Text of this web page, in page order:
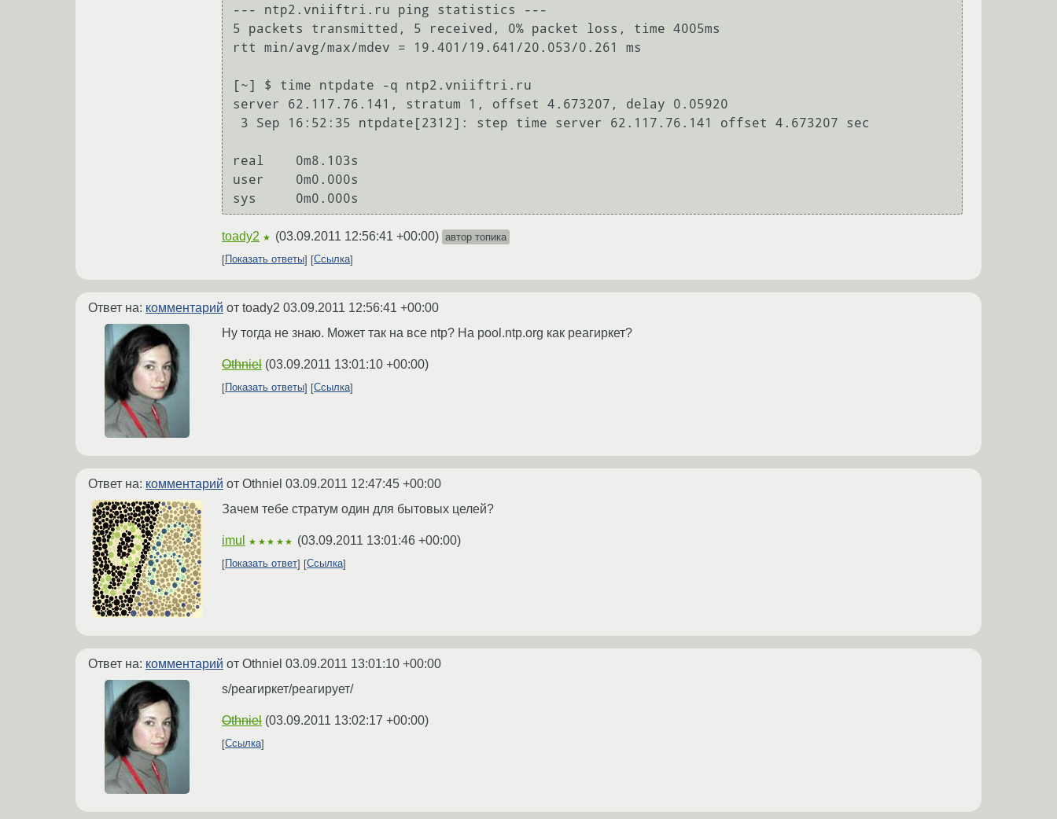
--- ntp2.vniiftri.ru ping statistics ---
5 packets transmitted, 5 received, 0% packet loss, time 4005ms
rtt min/avg/max/mdev = 19.401/19.641/20.053/0.261 ms
[~] $ time ntpdate -q ntp2.vniiftri.ru
server 62.117.76.141, stratum 1, offset 4.673207, delay 0.05920
real    0m8.103s
user    0m0.000s
sys     0m0.000s
toady2 ★ (03.09.2011 12:56:41 +00:00) автор топика
Показать ответы
Ссылка
Ответ на: комментарий от toady2 03.09.2011 12:56:41 +00:00
Ну тогда не знаю. Может так на все ntp? На pool.ntp.org как реагиркет?
Othniel (03.09.2011 13:01:10 +00:00)
Показать ответы Ссылка
Ответ на: комментарий от Othniel 03.09.2011 12:47:45 +00:00
Зачем тебе стратум один для бытовых целей?
imul ★★★★★ (03.09.2011 13:01:46 +00:00)
Показать ответ Ссылка
Ответ на: комментарий от Othniel 03.09.2011 13:01:10 +00:00
s/реагиркет/реагирует/
Othniel (03.09.2011 13:02:17 +00:00)
Ссылка